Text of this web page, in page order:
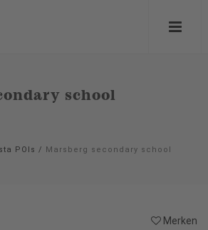
school
POIs / Marsberg secondary school
Merken